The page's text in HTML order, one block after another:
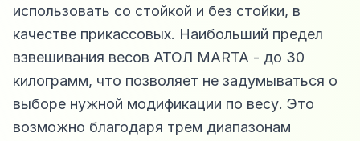
использовать со стойкой и без стойки, в
качестве прикассовых. Наибольший предел
взвешивания весов АТОЛ MARTA - до 30
килограмм, что позволяет не задумываться о
выборе нужной модификации по весу. Это
возможно благодаря трем диапазонам